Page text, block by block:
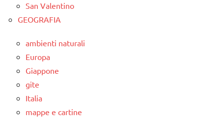
San Valentino
GEOGRAFIA
ambienti naturali
Europa
Giappone
gite
Italia
mappe e cartine